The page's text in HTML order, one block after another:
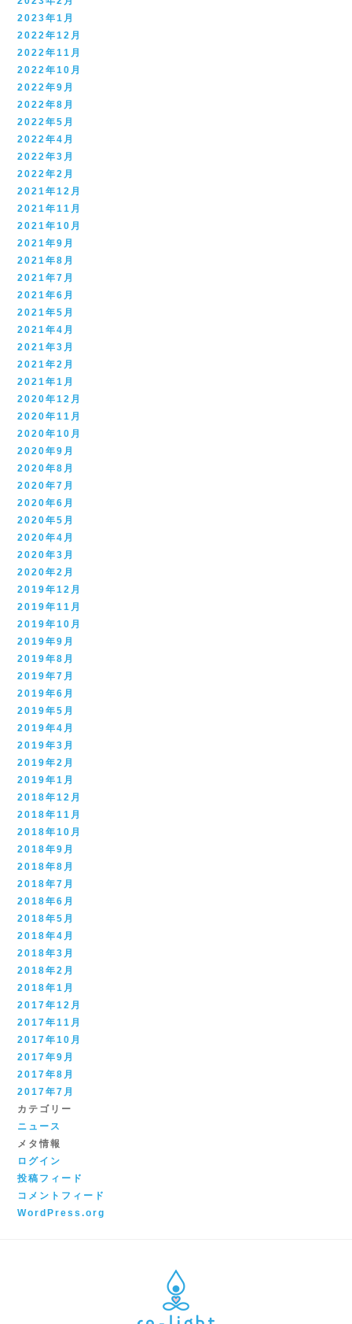
2023年1月
2022年12月
2022年11月
2022年10月
2022年9月
2022年8月
2022年5月
2022年4月
2022年3月
2022年2月
2021年12月
2021年11月
2021年10月
2021年9月
2021年8月
2021年7月
2021年6月
2021年5月
2021年4月
2021年3月
2021年2月
2021年1月
2020年12月
2020年11月
2020年10月
2020年9月
2020年8月
2020年7月
2020年6月
2020年5月
2020年4月
2020年3月
2020年2月
2019年12月
2019年11月
2019年10月
2019年9月
2019年8月
2019年7月
2019年6月
2019年5月
2019年4月
2019年3月
2019年2月
2019年1月
2018年12月
2018年11月
2018年10月
2018年9月
2018年8月
2018年7月
2018年6月
2018年5月
2018年4月
2018年3月
2018年2月
2018年1月
2017年12月
2017年11月
2017年10月
2017年9月
2017年8月
2017年7月
カテゴリー
ニュース
メタ情報
ログイン
投稿フィード
コメントフィード
WordPress.org